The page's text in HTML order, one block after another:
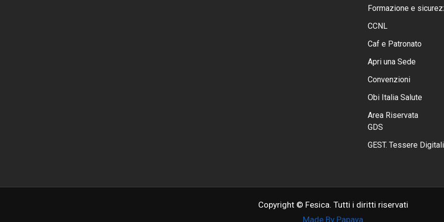
Formazione e
CCNL
Caf e Patronato
Apri una Sede
Convenzioni
Obi Italia Salute
Area Riservata
GDS
GEST. Tessere Digitali
Copyright © Fesica. Tutti i diritti riservati
Made By Papaya